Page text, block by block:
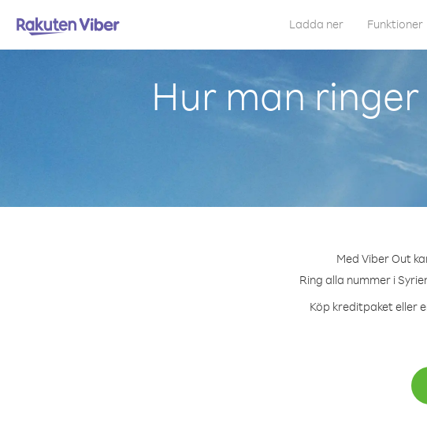
Ladda ner Funktioner
Hur man
Med Viber Out
Ring alla nummer i
Köp kreditpaket eller